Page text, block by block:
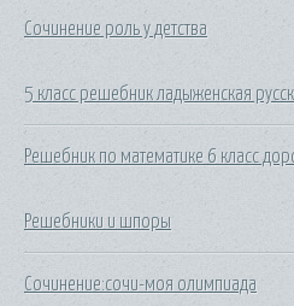
Сочинение роль у детства
5 класс решебник ладыженская
Решебник по математике 6 класс
Решебники и шпоры
Сочинение:сочи-моя олимпиада